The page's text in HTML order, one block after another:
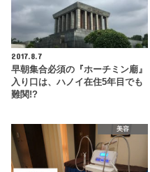
2017.8.7
早朝集合必須の『ホーチミン廟』
入り口は、ハノイ在住5年目でも
難関!?
美容